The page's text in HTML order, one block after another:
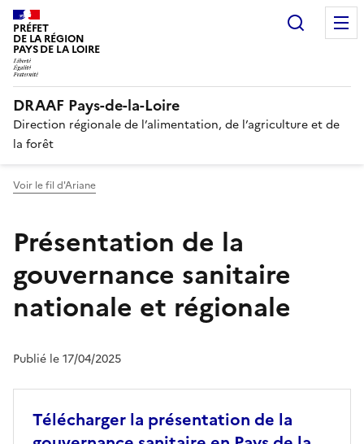
PRÉFET
DE LA RÉGION
PAYS DE LA LOIRE
DRAAF Pays-de-la-Loire
Direction régionale de l’alimentation, de l’agriculture et de
la forêt
Voir le fil d'Ariane
Présentation de la
gouvernance sanitaire
nationale et régionale
Publié le 17/04/2025
Télécharger la présentation de la